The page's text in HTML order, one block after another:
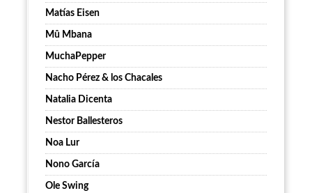
Matías Eisen
Mû Mbana
MuchaPepper
Nacho Pérez & los Chacales
Natalia Dicenta
Nestor Ballesteros
Noa Lur
Nono García
Ole Swing